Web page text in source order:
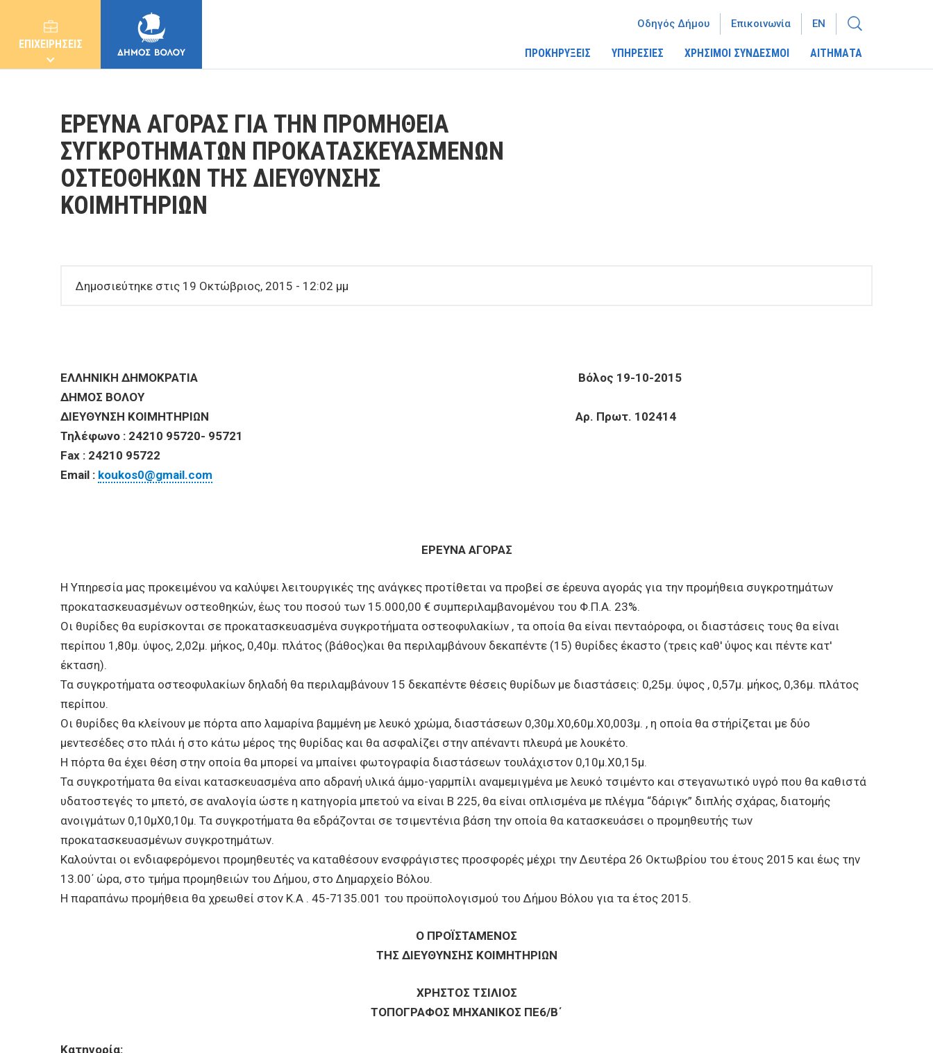
ΕΠΙΧΕΙΡΗΣΕΙΣ
ΠΡΟΚΗΡΥΞΕΙΣ ΥΠΗΡΕΣΙΕΣ ΧΡΗΣΙΜΟΙ ΣΥΝΔΕΣΜΟΙ ΑΙΤΗΜΑΤΑ
Οδηγός Δήμου Επικοινωνία EN
ΕΡΕΥΝΑ ΑΓΟΡΑΣ ΓΙΑ ΤΗΝ ΠΡΟΜΗΘΕΙΑ
ΣΥΓΚΡΟΤΗΜΑΤΩΝ ΠΡΟΚΑΤΑΣΚΕΥΑΣΜΕΝΩΝ
ΟΣΤΕΟΘΗΚΩΝ ΤΗΣ ΔΙΕΥΘΥΝΣΗΣ
ΚΟΙΜΗΤΗΡΙΩΝ
Δημοσιεύτηκε στις 19 Οκτώβριος, 2015 - 12:02 μμ
ΕΛΛΗΝΙΚΗ ΔΗΜΟΚΡΑΤΙΑ Βόλος 19-10-2015
ΔΗΜΟΣ ΒΟΛΟΥ
ΔΙΕΥΘΥΝΣΗ ΚΟΙΜΗΤΗΡΙΩΝ Αρ. Πρωτ. 102414
Τηλέφωνο : 24210 95720- 95721
Fax : 24210 95722
Email : koukos0@gmail.com
ΕΡΕΥΝΑ ΑΓΟΡΑΣ
Η Υπηρεσία μας προκειμένου να καλύψει λειτουργικές της ανάγκες προτίθεται να προβεί σε έρευνα αγοράς για την προμήθεια συγκροτημάτων
προκατασκευασμένων οστεοθηκών, έως του ποσού των 15.000,00 € συμπεριλαμβανομένου του Φ.Π.Α. 23%.
Οι θυρίδες θα ευρίσκονται σε προκατασκευασμένα συγκροτήματα οστεοφυλακίων , τα οποία θα είναι πενταόροφα, οι διαστάσεις τους θα είναι
περίπου 1,80μ. ύψος, 2,02μ. μήκος, 0,40μ. πλάτος (βάθος)και θα περιλαμβάνουν δεκαπέντε (15) θυρίδες έκαστο (τρεις καθ' ύψος και πέντε κατ'
έκταση).
Τα συγκροτήματα οστεοφυλακίων δηλαδή θα περιλαμβάνουν 15 δεκαπέντε θέσεις θυρίδων με διαστάσεις: 0,25μ. ύψος , 0,57μ. μήκος, 0,36μ. πλάτος
περίπου.
Οι θυρίδες θα κλείνουν με πόρτα απο λαμαρίνα βαμμένη με λευκό χρώμα, διαστάσεων 0,30μ.Χ0,60μ.Χ0,003μ. , η οποία θα στήρίζεται με δύο
μεντεσέδες στο πλάι ή στο κάτω μέρος της θυρίδας και θα ασφαλίζει στην απέναντι πλευρά με λουκέτο.
Η πόρτα θα έχει θέση στην οποία θα μπορεί να μπαίνει φωτογραφία διαστάσεων τουλάχιστον 0,10μ.Χ0,15μ.
Τα συγκροτήματα θα είναι κατασκευασμένα απο αδρανή υλικά άμμο-γαρμπίλι αναμεμιγμένα με λευκό τσιμέντο και στεγανωτικό υγρό που θα καθιστά
υδατοστεγές το μπετό, σε αναλογία ώστε η κατηγορία μπετού να είναι Β 225, θα είναι οπλισμένα με πλέγμα “δάριγκ” διπλής σχάρας, διατομής
ανοιγμάτων 0,10μΧ0,10μ. Τα συγκροτήματα θα εδράζονται σε τσιμεντένια βάση την οποία θα κατασκευάσει ο προμηθευτής των
προκατασκευασμένων συγκροτημάτων.
Καλούνται οι ενδιαφερόμενοι προμηθευτές να καταθέσουν ενσφράγιστες προσφορές μέχρι την Δευτέρα 26 Οκτωβρίου του έτους 2015 και έως την
13.00΄ ώρα, στο τμήμα προμηθειών του Δήμου, στο Δημαρχείο Βόλου.
Η παραπάνω προμήθεια θα χρεωθεί στον Κ.Α . 45-7135.001 του προϋπολογισμού του Δήμου Βόλου για τα έτος 2015.
Ο ΠΡΟΪΣΤΑΜΕΝΟΣ
ΤΗΣ ΔΙΕΥΘΥΝΣΗΣ ΚΟΙΜΗΤΗΡΙΩΝ
ΧΡΗΣΤΟΣ ΤΣΙΛΙΟΣ
ΤΟΠΟΓΡΑΦΟΣ ΜΗΧΑΝΙΚΟΣ ΠΕ6/Β΄
Κατηγορία: